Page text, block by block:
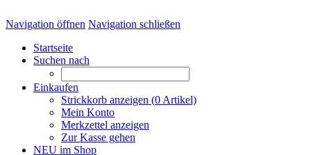
Navigation öffnen Navigation schließen
Startseite
Suchen nach
Einkaufen
Strickkorb anzeigen (0 Artikel)
Mein Konto
Merkzettel anzeigen
Zur Kasse gehen
NEU im Shop